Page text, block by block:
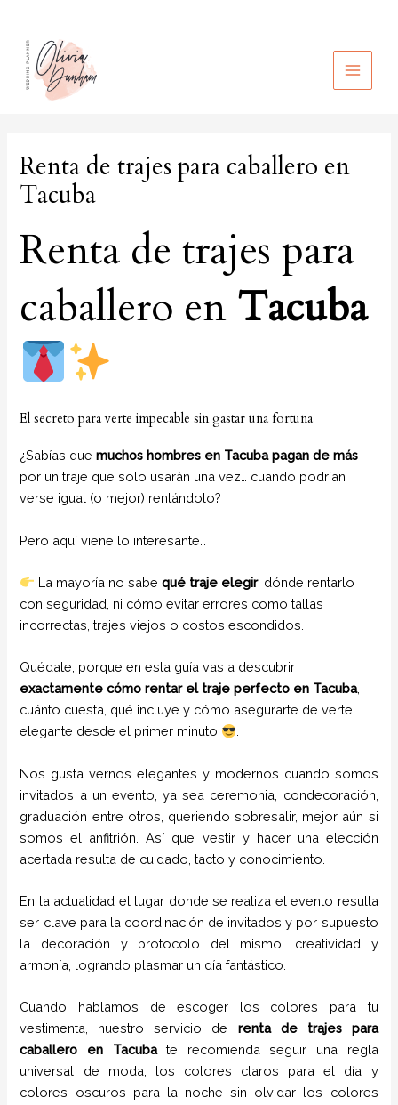
contenido
MAIN
Renta de trajes para caballero en
Tacuba
Renta de trajes para
caballero en Tacuba
El secreto para verte impecable sin gastar una fortuna
¿Sabías quemuchos hombres en Tacuba pagan de más
por un traje que solo usarán una vez… cuando podrían
verse igual (o mejor) rentándolo?
Pero aquí viene lo interesante…
La mayoría no sabequé traje elegir, dónde rentarlo
con seguridad, ni cómo evitar errores como tallas
incorrectas, trajes viejos o costos escondidos.
Quédate, porque en esta guía vas a descubrir
exactamente cómo rentar el traje perfecto en Tacuba,
cuánto cuesta, qué incluye y cómo asegurarte de verte
elegante desde el primer minuto
Nos gusta vernos elegantes y modernos cuando somos
invitados a un evento, ya sea ceremonia, condecoración,
graduación entre otros, queriendo sobresalir, mejor aún si
somos el anfitrión. Así que vestir y hacer una elección
acertada resulta de cuidado, tacto y conocimiento.
En la actualidad el lugar donde se realiza el evento resulta
ser clave para la coordinación de invitados y por supuesto
la decoración y protocolo del mismo, creatividad y
armonía, logrando plasmar un día fantástico.
Cuando hablamos de escoger los colores para tu
vestimenta, nuestro servicio de renta de trajes para
caballero en Tacubate recomienda seguir una regla
universal de moda, los colores claros para el día y
colores oscuros para la noche sin olvidar los colores